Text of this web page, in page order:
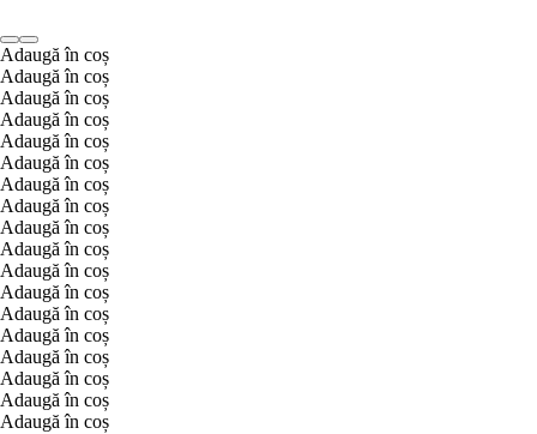
Adaugă în coș
Adaugă în coș
Adaugă în coș
Adaugă în coș
Adaugă în coș
Adaugă în coș
Adaugă în coș
Adaugă în coș
Adaugă în coș
Adaugă în coș
Adaugă în coș
Adaugă în coș
Adaugă în coș
Adaugă în coș
Adaugă în coș
Adaugă în coș
Adaugă în coș
Adaugă în coș